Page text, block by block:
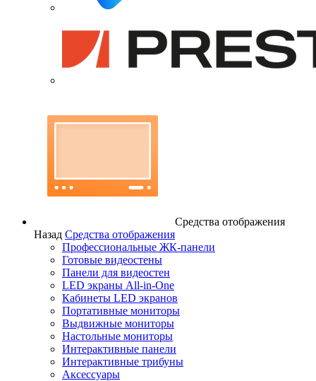
Средства отображения
Назад Средства отображения
Профессиональные ЖК-панели
Готовые видеостены
Панели для видеостен
LED экраны All-in-One
Кабинеты LED экранов
Портативные мониторы
Выдвижные мониторы
Настольные мониторы
Интерактивные панели
Интерактивные трибуны
Аксессуары